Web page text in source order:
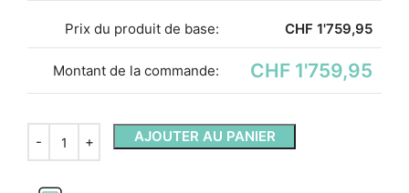
Prix ​​du produit de base: CHF 1'759,95
Montant de la commande: CHF 1'759,95
AJOUTER AU PANIER